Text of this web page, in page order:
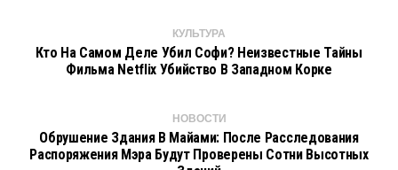
КУЛЬТУРА
Кто На Самом Деле Убил Софи? Неизвестные Тайны
Фильма Netflix Убийство В Западном Корке
НОВОСТИ
Обрушение Здания В Майами: После Расследования
Распоряжения Мэра Будут Проверены Сотни Высотных